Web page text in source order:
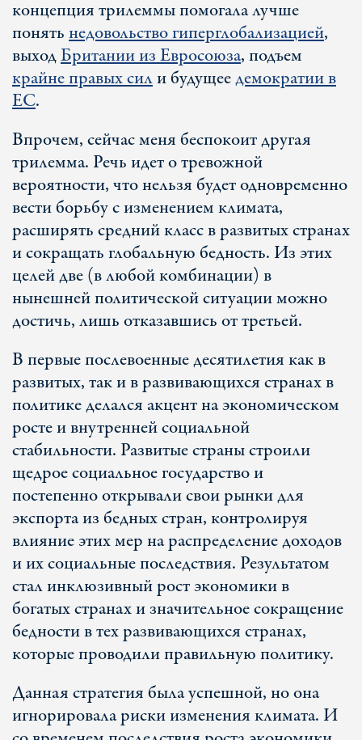
концепция трилеммы помогала лучше
понятьнедовольство гиперглобализацией,
выходБритании из Евросоюза, подъем
крайне правых сили будущеедемократии в
ЕС.
Впрочем, сейчас меня беспокоит другая
трилемма. Речь идет о тревожной
вероятности, что нельзя будет одновременно
вести борьбу с изменением климата,
расширять средний класс в развитых странах
и сокращать глобальную бедность. Из этих
целей две (в любой комбинации) в
нынешней политической ситуации можно
достичь, лишь отказавшись от третьей.
В первые послевоенные десятилетия как в
развитых, так и в развивающихся странах в
политике делался акцент на экономическом
росте и внутренней социальной
стабильности. Развитые страны строили
щедрое социальное государство и
постепенно открывали свои рынки для
экспорта из бедных стран, контролируя
влияние этих мер на распределение доходов
и их социальные последствия. Результатом
стал инклюзивный рост экономики в
богатых странах и значительное сокращение
бедности в тех развивающихся странах,
которые проводили правильную политику.
Данная стратегия была успешной, но она
игнорировала риски изменения климата. И